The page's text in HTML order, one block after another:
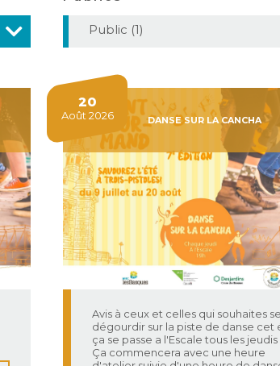
Public (1)
DANSE SUR LA CANCHA
20
Août 2026
Avis à ceux et celles qui souhaites se
dégourdir sur la piste de danse cet
ça se passe a l'Escale tous les jeudis
Ça commencera avec une heure